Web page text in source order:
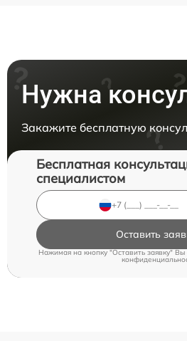
Нужна
Закажите бесплатную
Бесплатная
специалистом
Оставить
Нажимая на кнопку "Оставить заявку"